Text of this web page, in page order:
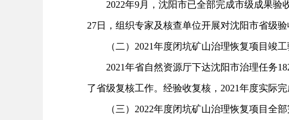
2022年9月，沈阳市已全部完成市级成果验
27日，组织专家及核查单位开展对沈阳市省级
（二）2021年度闭坑矿山治理恢复项目竣工
2021年省自然资源厅下达沈阳市治理任务
了省级复核工作。经验收复核，2021年度实际
（三）2022年度闭坑矿山治理恢复项目全部